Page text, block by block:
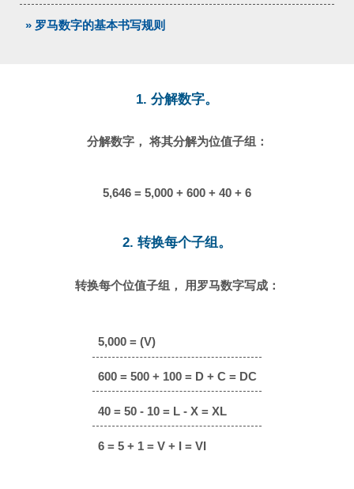
» 罗马数字的基本书写规则
1. 分解数字。
分解数字， 将其分解为位值子组：
5,646 = 5,000 + 600 + 40 + 6
2. 转换每个子组。
转换每个位值子组， 用罗马数字写成：
5,000 = (V)
600 = 500 + 100 = D + C = DC
40 = 50 - 10 = L - X = XL
6 = 5 + 1 = V + I = VI